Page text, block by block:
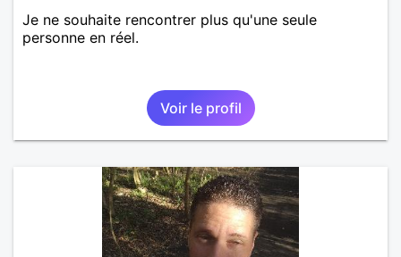
Je ne souhaite rencontrer plus qu'une seule
personne en réel.
Voir le profil